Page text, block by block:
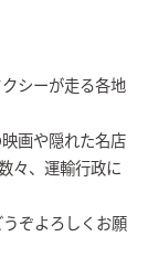
シーが走る各地
画や隠れた名店
々、運輸行政に
ぞよろしくお願